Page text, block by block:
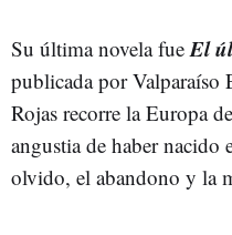
Su última novela fueEl
publicada por Valparaíso
Rojas recorre la Europa
angustia de haber
olvido, el abandono y la